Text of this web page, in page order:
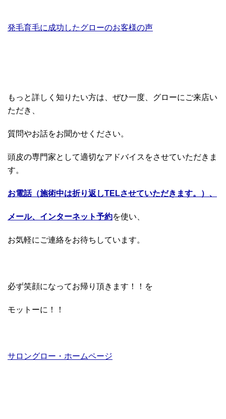
発毛育毛に成功したグローのお客様の声
もっと詳しく知りたい方は、ぜひ一度、グローにご来店い
ただき、
質問やお話をお聞かせください。
頭皮の専門家として適切なアドバイスをさせていただきま
す。
お電話（施術中は折り返しTELさせていただきます。）、
メール、インターネット予約を使い、
お気軽にご連絡をお待ちしています。
必ず笑顔になってお帰り頂きます！！を
モットーに！！
サロングロー・ホームページ